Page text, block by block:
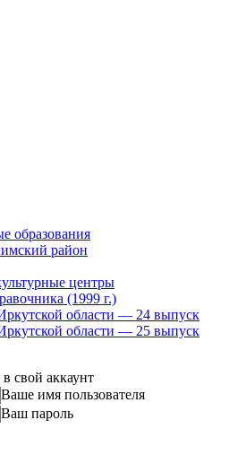
образования
район
центры
(1999 г.)
области — 24 выпуск
области — 25 выпуск
свой аккаунт
Ваше имя пользователя
Ваш пароль